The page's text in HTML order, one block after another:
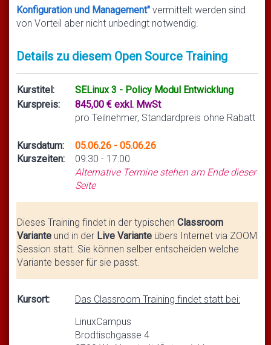
Konfiguration und Management" vermittelt werden sind
von Vorteil aber nicht unbedingt notwendig.
Details zu diesem Open Source Training
Kurstitel:
SELinux 3 - Policy Modul Entwicklung
Kurspreis:
845,00 € exkl. MwSt
pro Teilnehmer, Standardpreis ohne Rabatt
Kursdatum:
Kurszeiten:
05.06.26 - 05.06.26
09:30 - 17:00
Alternative Termine stehen am Ende dieser
Seite
Dieses Training findet in der typischen Classroom
Variante und in der Live Variante übers Internet via ZOOM
Session statt. Sie können selber entscheiden welche
Variante besser für sie passt.
Kursort:
Das Classroom Training findet statt bei:
LinuxCampus
Brodtischgasse 4